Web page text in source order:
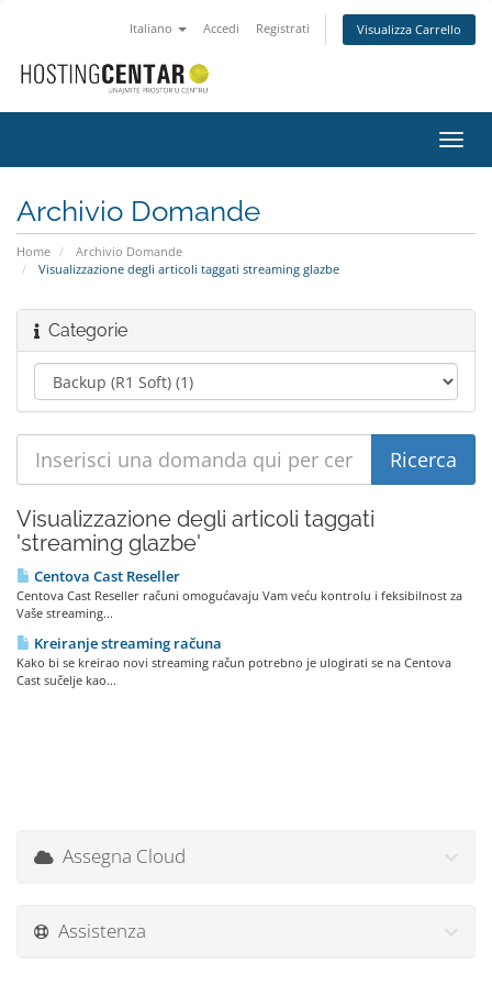
Italiano Accedi Registrati Visualizza Carrello
Attiva
Archivio Domande
Home
Archivio Domande
Visualizzazione degli articoli taggati streaming glazbe
Categorie
Visualizzazione degli articoli taggati
'streaming glazbe'
Centova Cast Reseller
Centova Cast Reseller računi omogućavaju Vam veću kontrolu i feksibilnost za
Vaše streaming...
Kreiranje streaming računa
Kako bi se kreirao novi streaming račun potrebno je ulogirati se na Centova
Cast sučelje kao...
Assegna Cloud
Assistenza